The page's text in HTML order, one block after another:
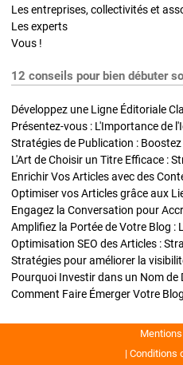
Les entreprises, collectivités et
Les experts
Vous !
12 conseils pour bien débuter
Développez une Ligne Éditoriale
Présentez-vous : L'Importance de
L'Art de Choisir un Titre Efficace :
Optimiser vos Articles grâce aux
Engagez la Conversation pour
Amplifiez la Portée de Votre Blog :
Conditions